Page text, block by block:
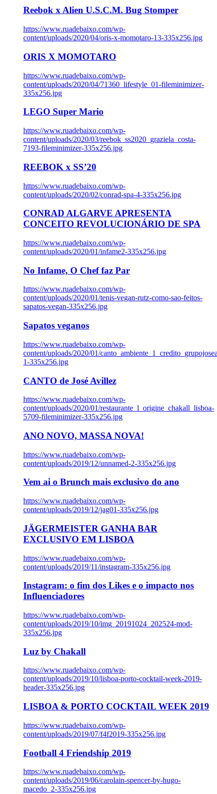
Reebok x Alien U.S.C.M. Bug Stomper
https://www.ruadebaixo.com/wp-
content/uploads/2020/04/oris-x-momotaro-13-335x256.jpg
ORIS X MOMOTARO
https://www.ruadebaixo.com/wp-
content/uploads/2020/04/71360_lifestyle_01-fileminimizer-
335x256.jpg
LEGO Super Mario
https://www.ruadebaixo.com/wp-
content/uploads/2020/03/reebok_ss2020_graziela_costa-
7193-fileminimizer-335x256.jpg
REEBOK x SS’20
https://www.ruadebaixo.com/wp-
content/uploads/2020/02/conrad-spa-4-335x256.jpg
CONRAD ALGARVE APRESENTA
CONCEITO REVOLUCIONÁRIO DE SPA
https://www.ruadebaixo.com/wp-
content/uploads/2020/01/infame2-335x256.jpg
No Infame, O Chef faz Par
https://www.ruadebaixo.com/wp-
content/uploads/2020/01/tenis-vegan-rutz-como-sao-feitos-
sapatos-vegan-335x256.jpg
Sapatos veganos
https://www.ruadebaixo.com/wp-
content/uploads/2020/01/
1-335x256.jpg
CANTO de José Avillez
https://www.ruadebaixo.com/wp-
content/uploads/2020/01/restaurante_l_origine_chakall_lisboa-
5709-fileminimizer-335x256.jpg
ANO NOVO, MASSA NOVA!
https://www.ruadebaixo.com/wp-
content/uploads/2019/12/unnamed-2-335x256.jpg
Vem ai o Brunch mais exclusivo do ano
https://www.ruadebaixo.com/wp-
content/uploads/2019/12/jag01-335x256.jpg
JÄGERMEISTER GANHA BAR
EXCLUSIVO EM LISBOA
https://www.ruadebaixo.com/wp-
content/uploads/2019/11/instagram-335x256.jpg
Instagram: o fim dos Likes e o impacto nos
Influenciadores
https://www.ruadebaixo.com/wp-
content/uploads/2019/10/img_20191024_202524-mod-
335x256.jpg
Luz by Chakall
https://www.ruadebaixo.com/wp-
content/uploads/2019/10/lisboa-porto-cocktail-week-2019-
header-335x256.jpg
LISBOA & PORTO COCKTAIL WEEK 2019
https://www.ruadebaixo.com/wp-
content/uploads/2019/07/f4f2019-335x256.jpg
Football 4 Friendship 2019
https://www.ruadebaixo.com/wp-
content/uploads/2019/06/carolain-spencer-by-hugo-
macedo_2-335x256.jpg